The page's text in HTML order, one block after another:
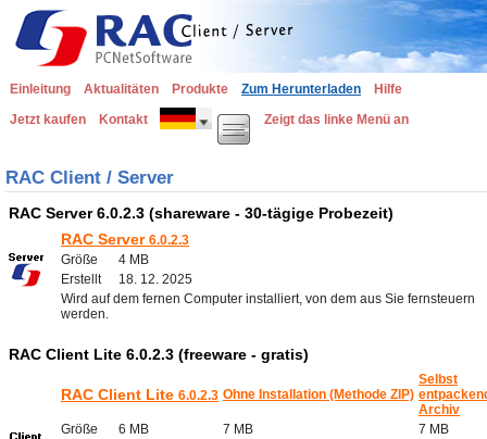
Einleitung Aktualitäten Produkte Zum Herunterladen
Hilfe
Jetzt kaufen
Kontakt Zeigt das linke Menü an
RAC Client / Server
RAC Server 6.0.2.3 (shareware - 30-tägige Probezeit)
RAC Server 6.0.2.3
Größe
4 MB
Erstellt
18. 12. 2025
Wird auf dem fernen Computer installiert, von dem aus Sie fernsteuern
werden.
RAC Client Lite 6.0.2.3 (freeware - gratis)
RAC Client Lite 6.0.2.3 Ohne Installation (Methode ZIP)
Selbst
Archiv
Größe
6 MB 7 MB
7 MB